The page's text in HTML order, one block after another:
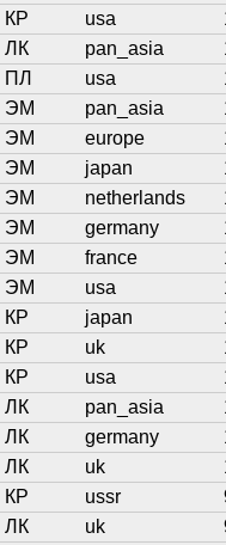
КР
usa
ЛК
pan_asia
ПЛ
usa
ЭМ
pan_asia
ЭМ
europe
ЭМ
japan
ЭМ
netherlands
ЭМ
germany
ЭМ
france
ЭМ
usa
КР
japan
КР
uk
КР
usa
ЛК
pan_asia
ЛК
germany
ЛК
uk
КР
ussr
ЛК
uk